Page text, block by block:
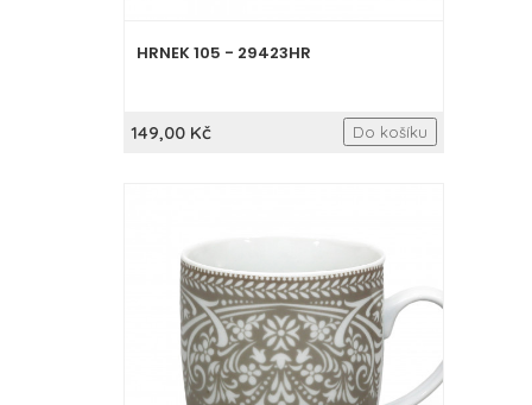
HRNEK 105 - 29423HR
149,00 Kč Do košíku